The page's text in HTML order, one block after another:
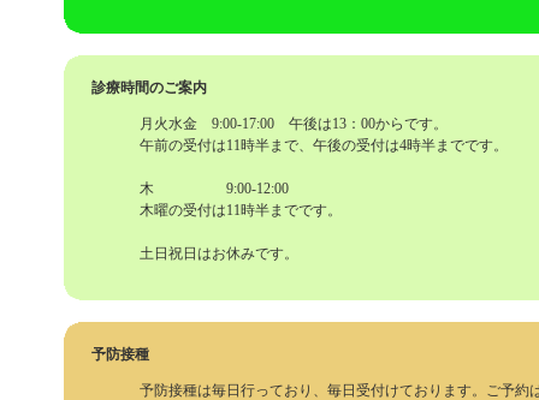
診療時間のご案内
月火水金 9:00-17:00 午後は13：00からです。
午前の受付は11時半まで、午後の受付は4時半までです。
木 9:00-12:00
木曜の受付は11時半までです。
土日祝日はお休みです。
予防接種
予防接種は毎日行っており、毎日受付けております。ご予約